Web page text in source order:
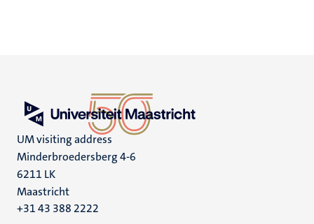
UM visiting address
Minderbroedersberg 4-6
6211 LK
Maastricht
+31 43 388 2222